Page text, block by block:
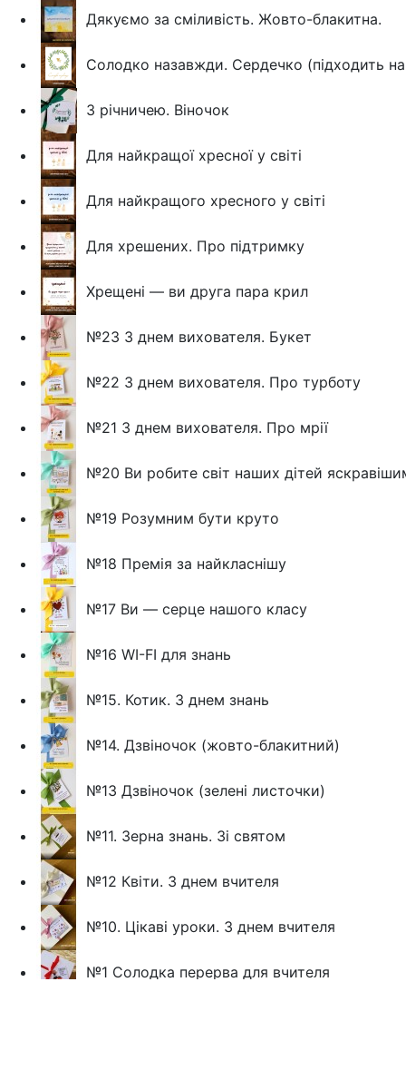
Дякуємо за сміливість. Жовто-блакитна.
Солодко назавжди. Сердечко (підходить на
З річничею. Віночок
Для найкращої хресної у світі
Для найкращого хресного у світі
Для хрешених. Про підтримку
Хрещені — ви друга пара крил
№23 З днем вихователя. Букет
№22 З днем вихователя. Про турботу
№21 З днем вихователя. Про мрії
№20 Ви робите світ наших дітей
№19 Розумним бути круто
№18 Премія за найкласнішу
№17 Ви — серце нашого класу
№16 WI-FI для знань
№15. Котик. З днем знань
№14. Дзвіночок (жовто-блакитний)
№13 Дзвіночок (зелені листочки)
№11. Зерна знань. Зі святом
№12 Квіти. З днем вчителя
№10. Цікаві уроки. З днем вчителя
№1 Солодка перерва для вчителя